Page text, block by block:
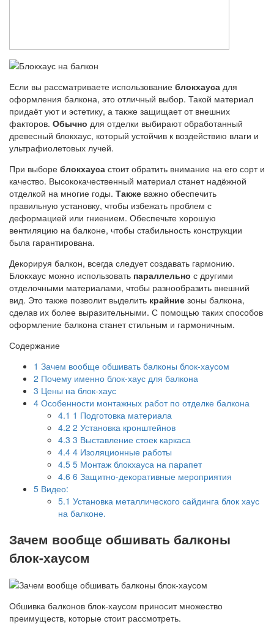
Если вы рассматриваете использование блокхауса для
оформления балкона, это отличный выбор. Такой материал
придаёт уют и эстетику, а также защищает от внешних
факторов. Обычно для отделки выбирают обработанный
древесный блокхаус, который устойчив к воздействию влаги и
ультрафиолетовых лучей.
При выборе блокхауса стоит обратить внимание на его сорт и
качество. Высококачественный материал станет надёжной
отделкой на многие годы. Также важно обеспечить
правильную установку, чтобы избежать проблем с
деформацией или гниением. Обеспечьте хорошую
вентиляцию на балконе, чтобы стабильность конструкции
была гарантирована.
Декорируя балкон, всегда следует создавать гармонию.
Блокхаус можно использовать параллельно с другими
отделочными материалами, чтобы разнообразить внешний
вид. Это также позволит выделить крайние зоны балкона,
сделав их более выразительными. С помощью таких способов
оформление балкона станет стильным и гармоничным.
Содержание
1 Зачем вообще обшивать балконы блок-хаусом
2 Почему именно блок-хаус для балкона
3 Цены на блок-хаус
4 Особенности монтажных работ по отделке балкона
4.1 1 Подготовка материала
4.2 2 Установка кронштейнов
4.3 3 Выставление стоек каркаса
4.4 4 Изоляционные работы
4.5 5 Монтаж блокхауса на парапет
4.6 6 Защитно-декоративные мероприятия
5 Видео:
5.1 Установка металлического сайдинга блок хаус
на балконе.
Зачем вообще обшивать балконы
блок-хаусом
Обшивка балконов блок-хаусом приносит множество
преимуществ, которые стоит рассмотреть.